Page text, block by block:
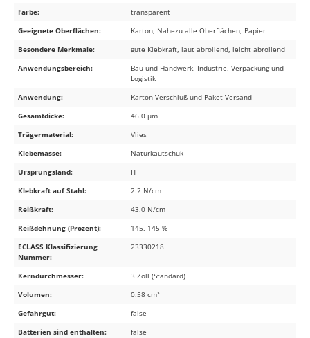
Farbe:
transparent
Geeignete Oberflächen:
Karton, Nahezu alle Oberflächen, Papier
Besondere Merkmale:
gute Klebkraft, laut abrollend, leicht abrollend
Anwendungsbereich:
Bau und Handwerk, Industrie, Verpackung und
Logistik
Anwendung:
Karton-Verschluß und Paket-Versand
Gesamtdicke:
46.0 µm
Trägermaterial:
Vlies
Klebemasse:
Naturkautschuk
Ursprungsland:
IT
Klebkraft auf Stahl:
2.2 N/cm
Reißkraft:
43.0 N/cm
Reißdehnung (Prozent):
145, 145 %
ECLASS Klassifizierung
Nummer:
23330218
Kerndurchmesser:
3 Zoll (Standard)
Volumen:
0.58 cm³
Gefahrgut:
false
Batterien sind enthalten:
false